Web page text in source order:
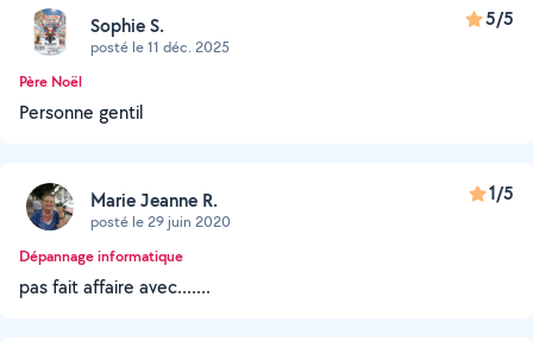
Sophie S.
posté le 11 déc. 2025
5/5
Père Noël
Personne gentil
Marie Jeanne R.
posté le 29 juin 2020
1/5
Dépannage informatique
pas fait affaire avec.......